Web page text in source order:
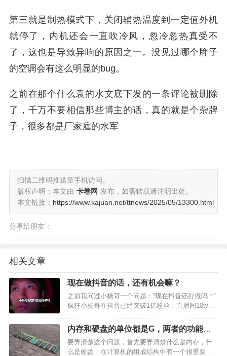
第三就是制热模式下，关闭辅热温度到一定值外机
就停了，内机还会一直吹冷风，忽冷忽热真受不
了，这也是导致异响的原因之一。没见过哪个牌子
的空调会有这么明显的bug。
之前在那个什么袁的水文底下发的一条评论被删除
了，千万不要相信那些博主的话，真的就是个杂牌
子，很多都是厂家雇的水军
扫描二维码推送至手机访问。
版权声明：本文由 卡卷网 发布，如需转载请注明出处。
本文链接： https://www.kajuan.net/ttnews/2025/05/13300.html
分享给朋友：
相关文章
现在做抖音的话，还有机会嘛？
之前我问过小杨哥一个问题：“现在抖音还好做吗？”
疯狂小杨哥在抖音已经突破1亿粉丝，直播间10w的
据。 现在抖音的市场好像已经被头部占领，资源靠
前，普通人似乎已经没有机会了？ 下面是小杨哥对
于做…
内存和硬盘的单位都是G，两者的功能是
什么？谁能用简单通俗的方式来解读一
下？
要弄清楚这个问题，首先要弄清楚什么是内存，什
么是硬盘，在计算机的组成结构中有一个很重要的